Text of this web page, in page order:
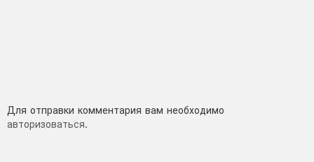
Добавить
комментарий
Для отправки комментария вам необходимо
авторизоваться.